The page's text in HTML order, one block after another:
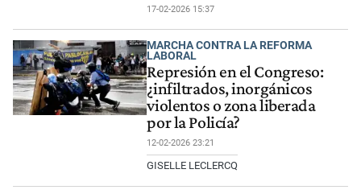
17-02-2026 15:37
MARCHA CONTRA LA REFORMA
LABORAL
Represión en el Congreso:
¿infiltrados, inorgánicos
violentos o zona liberada
por la Policía?
12-02-2026 23:21
GISELLE LECLERCQ